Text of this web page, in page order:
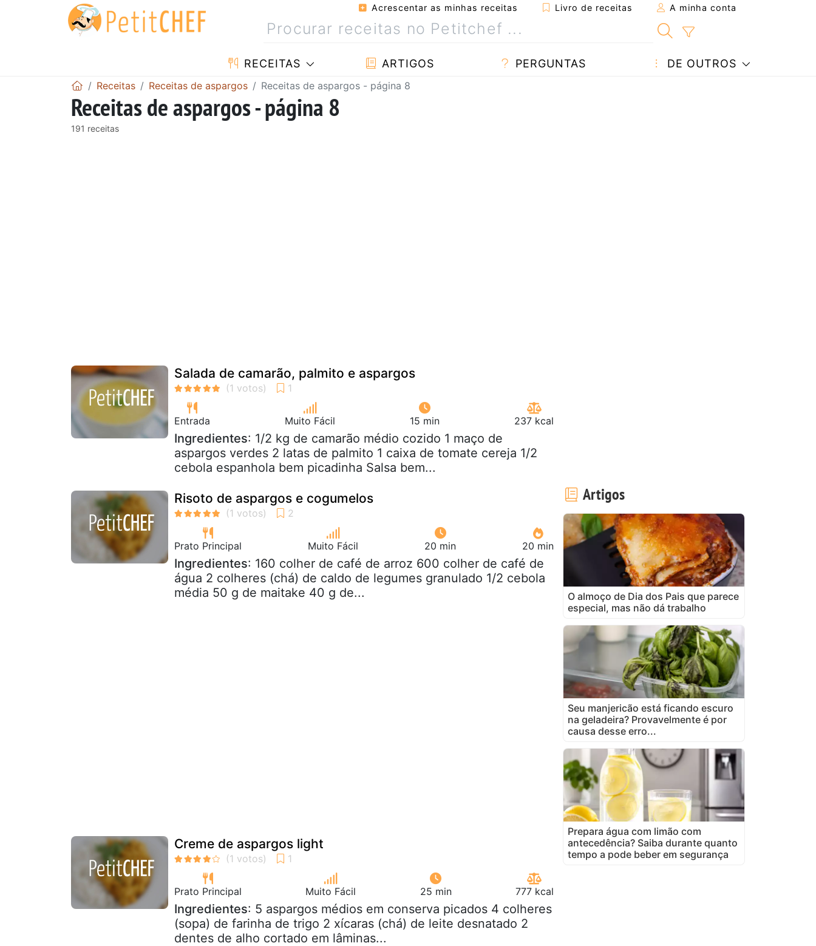
Acrescentar as minhas receitas Livro de receitas A minha conta
RECEITAS ARTIGOS PERGUNTAS DE OUTROS
Receitas Receitas de aspargos Receitas de aspargos - página 8
Receitas de aspargos - página 8
191 receitas
Salada de camarão, palmito e aspargos
Entrada Muito Fácil 15 min 237 kcal
Ingredientes: 1/2 kg de camarão médio cozido 1 maço de
aspargos verdes 2 latas de palmito 1 caixa de tomate cereja 1/2
cebola espanhola bem picadinha Salsa bem...
Risoto de aspargos e cogumelos
Prato Principal Muito Fácil 20 min 20 min
Ingredientes: 160 colher de café de arroz 600 colher de café de
água 2 colheres (chá) de caldo de legumes granulado 1/2 cebola
média 50 g de maitake 40 g de...
Creme de aspargos light
Prato Principal Muito Fácil 25 min 777 kcal
Ingredientes: 5 aspargos médios em conserva picados 4 colheres
(sopa) de farinha de trigo 2 xícaras (chá) de leite desnatado 2
dentes de alho cortado em lâminas...
Artigos
O almoço de Dia dos Pais que parece
especial, mas não dá trabalho
Seu manjericão está ficando escuro
na geladeira? Provavelmente é por
causa desse erro...
Prepara água com limão com
antecedência? Saiba durante quanto
tempo a pode beber em segurança